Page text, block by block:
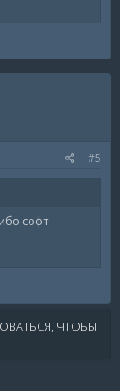
#5
софт
ЧТОБЫ